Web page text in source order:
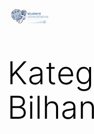
Hoppa